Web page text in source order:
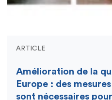
ARTICLE
Amélioration de la
Europe : des
sont nécessaires